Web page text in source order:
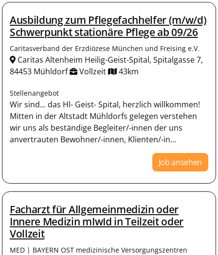
Ausbildung zum Pflegefachhelfer (m/w/d)
Schwerpunkt stationäre Pflege ab 09/26
Caritasverband der Erzdiözese München und Freising e.V.
Caritas Altenheim Heilig-Geist-Spital, Spitalgasse 7,
84453 Mühldorf
Vollzeit 43km
Stellenangebot
Wir sind... das Hl- Geist- Spital, herzlich willkommen!
Mitten in der Altstadt Mühldorfs gelegen verstehen
wir uns als beständige Begleiter/-innen der uns
anvertrauten Bewohner/-innen, Klienten/-in...
Job ansehen
Facharzt für Allgemeinmedizin oder
Innere Medizin mIwId in Teilzeit oder
Vollzeit
MED | BAYERN OST medizinische Versorgungszentren